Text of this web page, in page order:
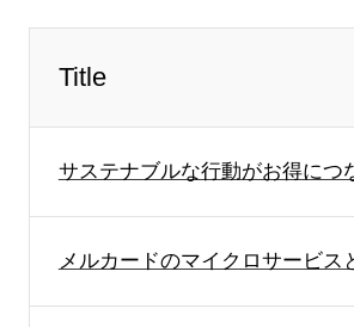
Title
サステナブルな行動がお得につ
メルカードのマイクロサービス